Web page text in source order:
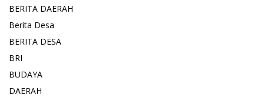
BERITA DAERAH
Berita Desa
BERITA DESA
BRI
BUDAYA
DAERAH